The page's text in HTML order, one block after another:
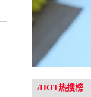
/HOT热搜榜